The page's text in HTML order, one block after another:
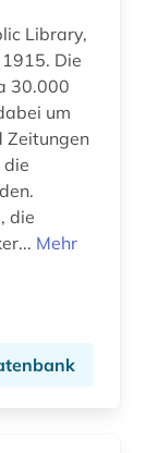
Library,
Die
30.000
um
die
die
Mehr